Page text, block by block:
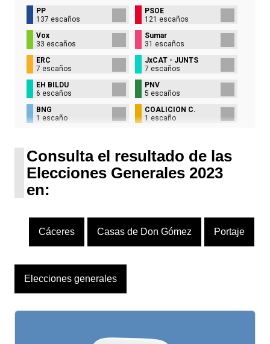
PP
137 escaños
PSOE
121 escaños
Vox
33 escaños
Sumar
31 escaños
ERC
7 escaños
JxCAT - JUNTS
7 escaños
EH BILDU
6 escaños
PNV
5 escaños
BNG
1 escaño
COALICIÓN C.
1 escaño
Consulta el resultado de las
Elecciones Generales 2023
en:
Cáceres Casas de Don Gómez Portaje
Elecciones generales